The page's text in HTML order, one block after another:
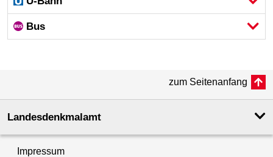
Bus
zum Seitenanfang
Landesdenkmal­amt
Impressum